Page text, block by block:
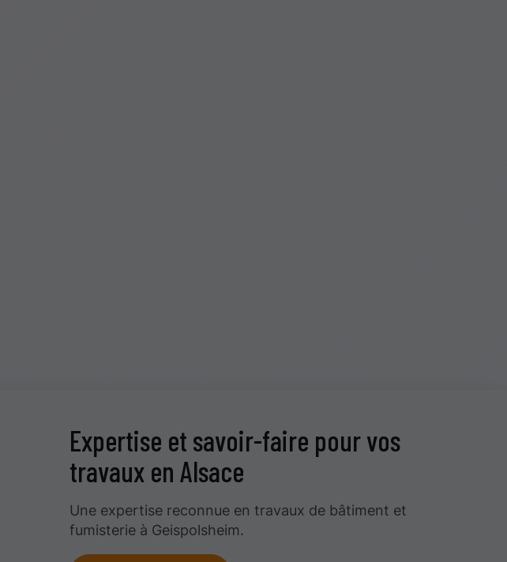
Expertise et savoir-faire pour vos
travaux en Alsace
Une expertise reconnue en travaux de bâtiment et
fumisterie à Geispolsheim.